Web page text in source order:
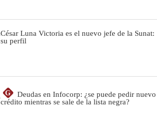
César Luna Victoria es el nuevo jefe de la Sunat:
su perfil
G
Deudas en Infocorp: ¿se puede pedir nuevo
crédito mientras se sale de la lista negra?